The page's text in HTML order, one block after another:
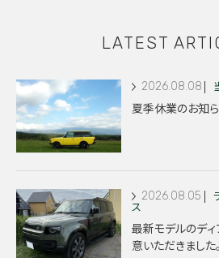
LATEST
2026.08.08
夏季休業のお知
2026.08.05
ス
最新モデルのディ
意いただきました。